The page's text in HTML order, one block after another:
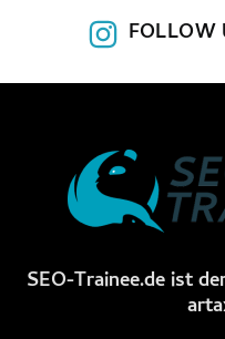
FOLLOW
SEO-Trainee.de ist